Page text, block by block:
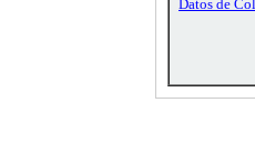
Datos de